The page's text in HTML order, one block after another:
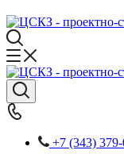
+7 (343)